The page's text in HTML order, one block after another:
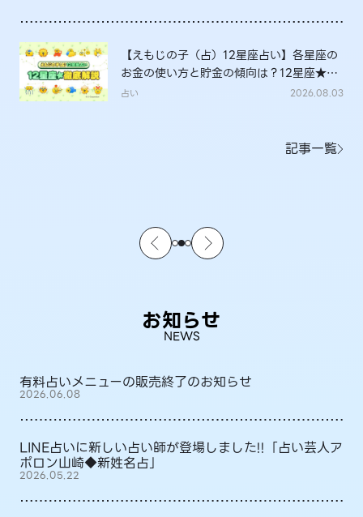
【えもじの子（占）12星座占い】各星座の
お金の使い方と貯金の傾向は？12星座★徹
底解説
占い 2026.08.03
記事一覧
お知らせ
NEWS
有料占いメニューの販売終了のお知らせ
2026.06.08
LINE占いに新しい占い師が登場しました!!「占い芸人ア
ポロン山崎◆新姓名占」
2026.05.22